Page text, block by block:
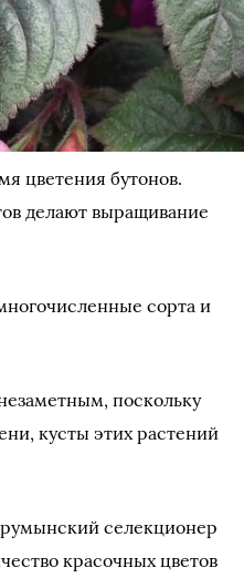
цветения бутонов.
делают выращивание
сорта и
поскольку
кусты этих растений
селекционер
красочных цветов